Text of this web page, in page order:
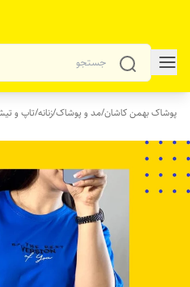
پوشاک بهمن کاشان/مد و پوشاک/زنانه/تاپ و